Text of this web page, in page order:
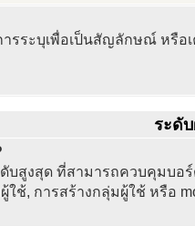
รระบุเพื่อเป็นสัญลักษณ์ หรื
ระดั
ดับสูงสุด ที่สามารถควบคุมบ
ช้, การสร้างกลุ่มผู้ใช้ หรือ